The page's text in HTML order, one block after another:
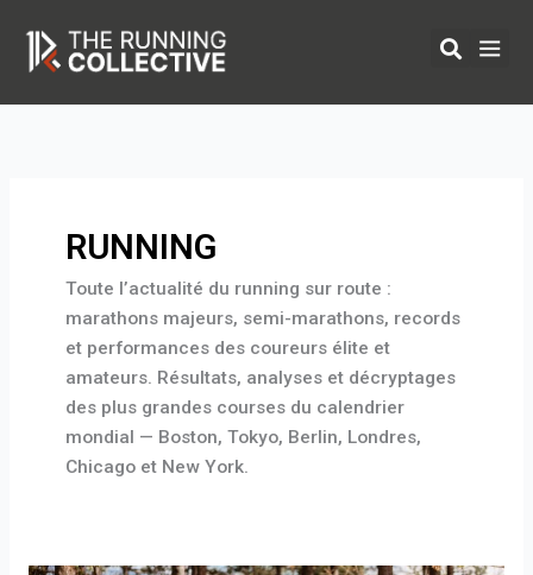
contenu
RUNNING
Toute l’actualité du running sur route :
marathons majeurs, semi-marathons, records
et performances des coureurs élite et
amateurs. Résultats, analyses et décryptages
des plus grandes courses du calendrier
mondial — Boston, Tokyo, Berlin, Londres,
Chicago et New York.